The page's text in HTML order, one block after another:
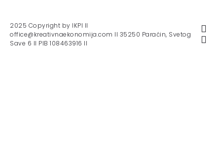
2025 Copyright by IKPI II
office@kreativnaekonomija.com II 35250 Paraćin, Svetog
Save 6 II PIB 108463916 II